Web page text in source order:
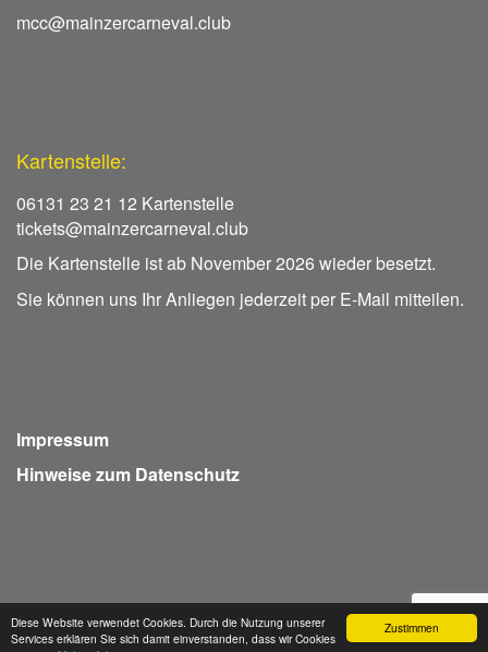
Zustimmen
Diese Website verwendet Cookies. Durch die Nutzung unserer
Services erklären Sie sich damit einverstanden, dass wir Cookies
mcc@mainzercarneval.club
Kartenstelle:
06131 23 21 12 Kartenstelle
tickets@mainzercarneval.club
Die Kartenstelle ist ab November 2026 wieder besetzt.
Sie können uns Ihr Anliegen jederzeit per E-Mail mitteilen.
Impressum
Hinweise zum Datenschutz
Webdesign Seventum